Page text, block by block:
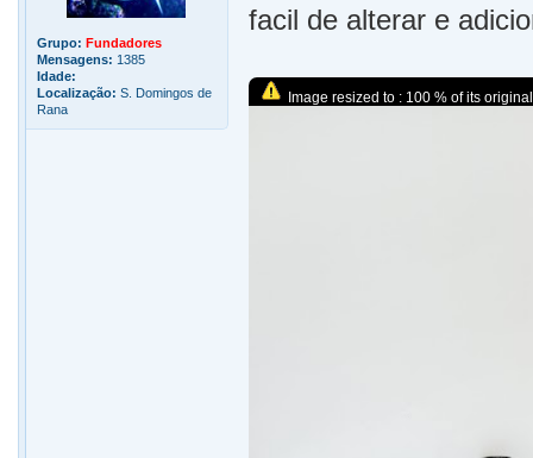
Grupo: Fundadores
Mensagens: 1385
Idade:
Localização: S. Domingos de
Rana
facil de alterar e
Image resized to : 100 % of its